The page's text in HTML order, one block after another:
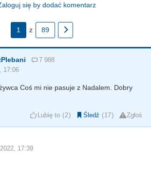
się by dodać komentarz
1 z 89
7 988
17:06
Coś mi nie pasuje z Nadalem. Dobry
Lubię to 2 Śledź 17 Zgłoś
17:39